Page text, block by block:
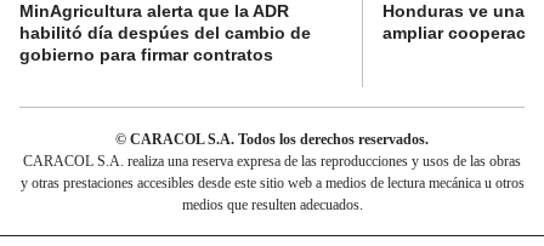
MinAgricultura alerta que la ADR
habilitó día despúes del cambio de
gobierno para firmar contratos
Honduras ve una
ampliar
© CARACOL S.A. Todos los derechos reservados.
CARACOL S.A. realiza una reserva expresa de las reproducciones y usos de las obras
y otras prestaciones accesibles desde este sitio web a medios de lectura mecánica u otros
medios que resulten adecuados.